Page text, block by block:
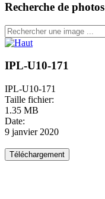
Recherche de photos
IPL-U10-171
IPL-U10-171
Taille fichier:
1.35 MB
Date:
9 janvier 2020